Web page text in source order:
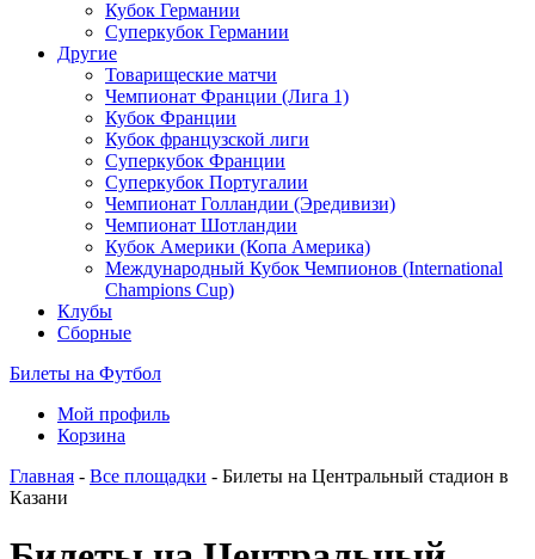
Кубок Германии
Суперкубок Германии
Другие
Товарищеские матчи
Чемпионат Франции (Лига 1)
Кубок Франции
Кубок французской лиги
Суперкубок Франции
Суперкубок Португалии
Чемпионат Голландии (Эредивизи)
Чемпионат Шотландии
Кубок Америки (Копа Америка)
Международный Кубок Чемпионов (International
Champions Cup)
Клубы
Сборные
Билеты на Футбол
Мой профиль
Корзина
Главная - Все площадки - Билеты на Центральный стадион в
Казани